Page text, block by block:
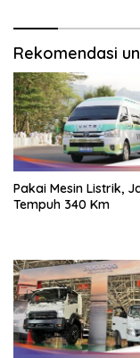
Rekomendasi
Pakai Mesin Listrik,
Tempuh 340 Km